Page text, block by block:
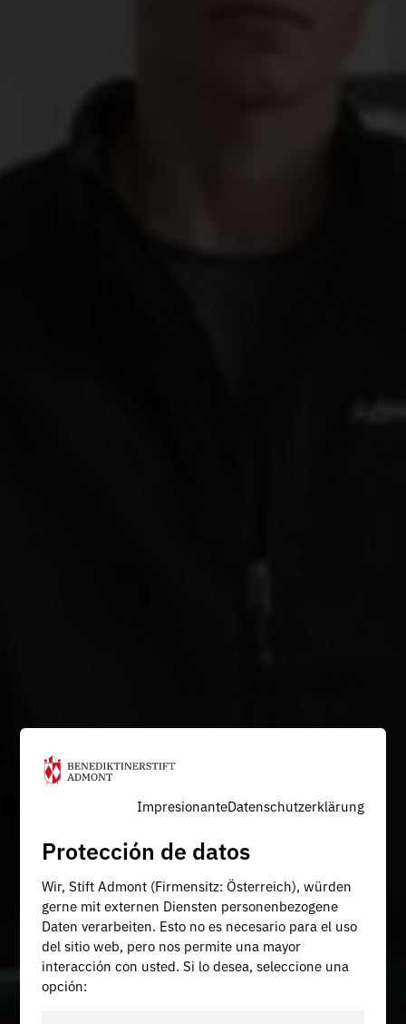
ImpresionanteDatenschutzerklärung
Protección de datos
Wir, Stift Admont (Firmensitz: Österreich), würden
gerne mit externen Diensten personenbezogene
Daten verarbeiten. Esto no es necesario para el uso
del sitio web, pero nos permite una mayor
interacción con usted. Si lo desea, seleccione una
opción: